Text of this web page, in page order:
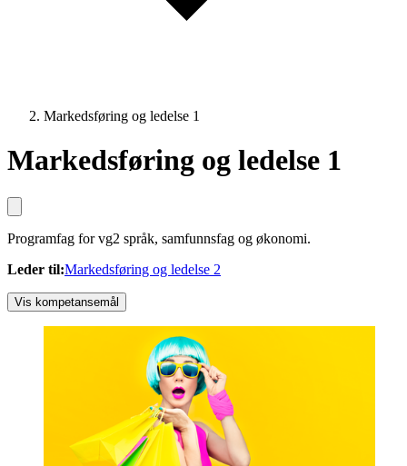
Markedsføring og ledelse 1
Markedsføring og ledelse 1
Programfag for vg2 språk, samfunnsfag og økonomi.
Leder til:Markedsføring og ledelse 2
Vis kompetansemål